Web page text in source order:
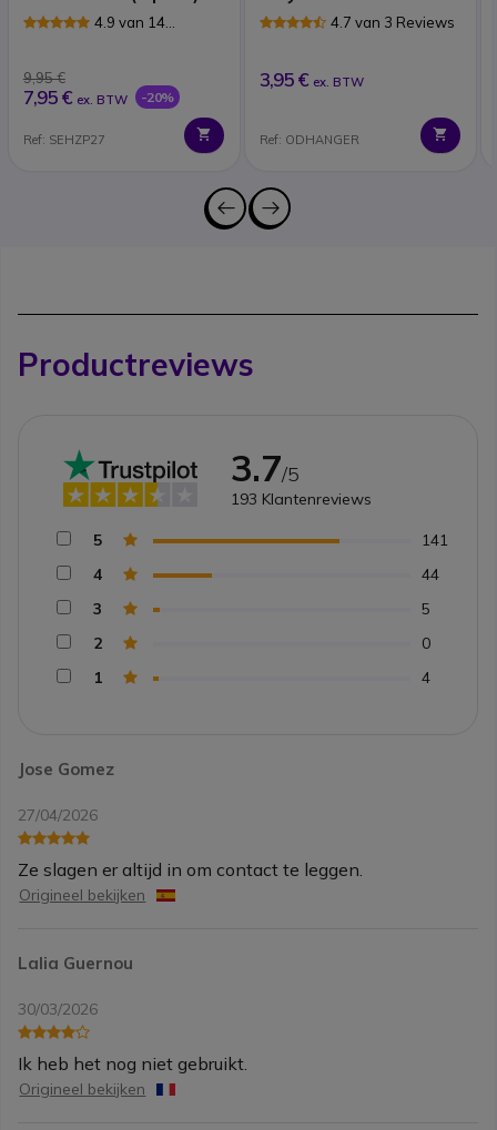
4.9 van 14
9,95 €
7,95 € ex. BTW -20%
Ref: SEHZP27
4.7 van 3 Reviews
3,95 € ex. BTW
Ref: ODHANGER
Productreviews
Jose Gomez
27/04/2026
Ze slagen er altijd in om contact te leggen.
Origineel bekijken
Lalia Guernou
30/03/2026
Ik heb het nog niet gebruikt.
Origineel bekijken
3.7/5
193 Klantenreviews
5
141
4
44
3
5
2
0
1
4